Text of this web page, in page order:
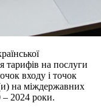
тарифів на послуги
входу і точок
на міждержавних
– 2024 роки.